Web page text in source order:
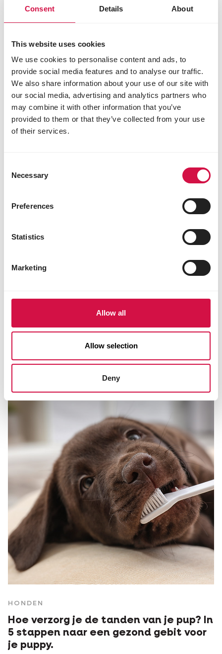
Consent Details About
This website uses cookies
We use cookies to personalise content and ads, to
provide social media features and to analyse our traffic.
We also share information about your use of our site with
our social media, advertising and analytics partners who
may combine it with other information that you’ve
provided to them or that they’ve collected from your use
of their services.
Selection
Necessary
Preferences
Statistics
Marketing
Allow all
Allow selection
Deny
omgevingsmaterialen van je hond te
desinfecteren
Met je hond in de sneeuw: tips voor
een veilige winterwandeling
HONDEN
Hoe verzorg je de tanden van je pup? In
5 stappen naar een gezond gebit voor
je puppy.